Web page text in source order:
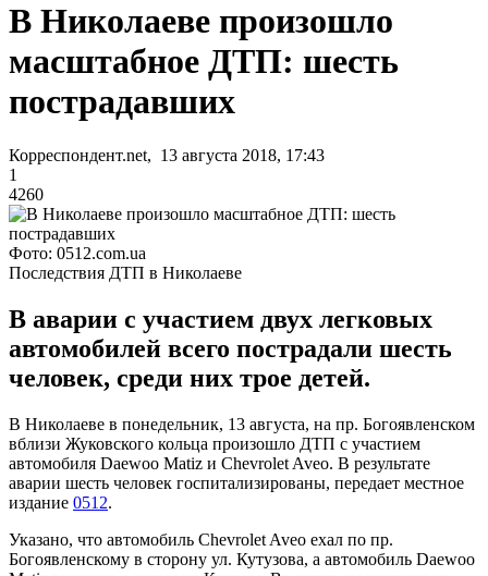
В Николаеве произошло
масштабное ДТП: шесть
пострадавших
Корреспондент.net, 13 августа 2018, 17:43
1
4260
Фото: 0512.com.ua
Последствия ДТП в Николаеве
В аварии с участием двух легковых
автомобилей всего пострадали шесть
человек, среди них трое детей.
В Николаеве в понедельник, 13 августа, на пр. Богоявленском
вблизи Жуковского кольца произошло ДТП с участием
автомобиля Daewoo Matiz и Chevrolet Aveo. В результате
аварии шесть человек госпитализированы, передает местное
издание 0512.
Указано, что автомобиль Chevrolet Aveo ехал по пр.
Богоявленскому в сторону ул. Кутузова, а автомобиль Daewoo